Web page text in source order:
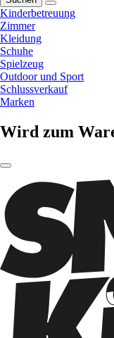
Kinderbetreuung
Zimmer
Kleidung
Schuhe
Spielzeug
Outdoor und Sport
Schlussverkauf
Marken
Wird zum